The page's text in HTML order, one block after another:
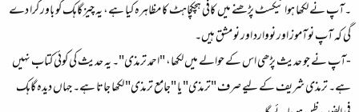
۔آپ نے لکھا ہوا ٹیکسٹ پڑھنے میں کافی ہچکچاہٹ کا مظاہرہ کیا ہے، یہ چیز گاہک کو باور کرا دے
گی کہ آپ نوآموز اور نووارد اور نو مشق ہیں۔
-آپ نے جو حدیث پڑھی اس کے حوالے میں لکھا، "احمد ترمذی"۔ یہ حدیث کی کوئی کتاب نہیں
ہے۔ ترمذی شریف کے لیے صرف "ترمذی" یا "جامع ترمذی" لکھا جاتا ہے۔ جہاں دیدہ گاہک